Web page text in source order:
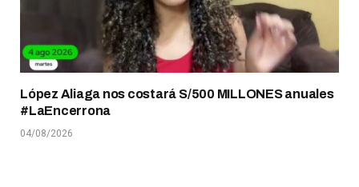
López Aliaga nos costará S/500 MILLONES anuales
#LaEncerrona
04/08/2026